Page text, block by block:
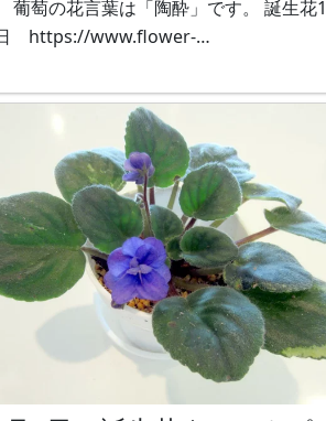
萄の花言葉は「陶酔」です。 誕生花10月
https://www.flower-